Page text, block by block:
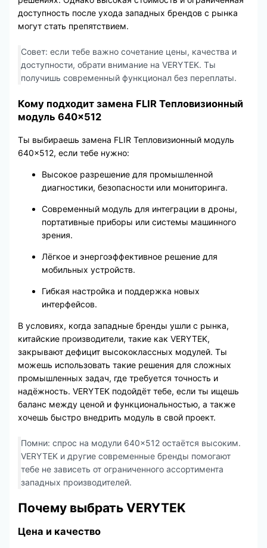
доступность после ухода западных брендов с рынка
могут стать препятствием.
Совет: если тебе важно сочетание цены, качества и
доступности, обрати внимание на VERYTEK. Ты
получишь современный функционал без переплаты.
Кому подходит замена FLIR Тепловизионный
модуль 640×512
Ты выбираешь замена FLIR Тепловизионный модуль
640×512, если тебе нужно:
Высокое разрешение для промышленной
диагностики, безопасности или мониторинга.
Современный модуль для интеграции в дроны,
портативные приборы или системы машинного
зрения.
Лёгкое и энергоэффективное решение для
мобильных устройств.
Гибкая настройка и поддержка новых
интерфейсов.
В условиях, когда западные бренды ушли с рынка,
китайские производители, такие как VERYTEK,
закрывают дефицит высококлассных модулей. Ты
можешь использовать такие решения для сложных
промышленных задач, где требуется точность и
надёжность. VERYTEK подойдёт тебе, если ты ищешь
баланс между ценой и функциональностью, а также
хочешь быстро внедрить модуль в свой проект.
Помни: спрос на модули 640×512 остаётся высоким.
VERYTEK и другие современные бренды помогают
тебе не зависеть от ограниченного ассортимента
западных производителей.
Почему выбрать VERYTEK
Цена и качество